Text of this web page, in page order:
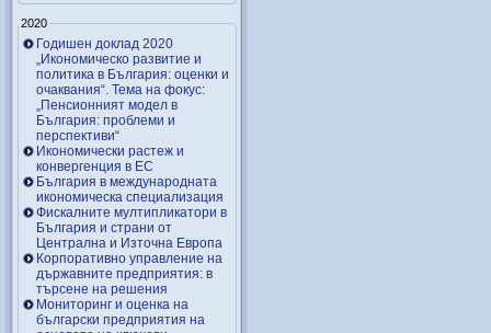
2020
Годишен доклад 2020
„Икономическо развитие и
политика в България: оценки и
очаквания“. Тема на фокус:
„Пенсионният модел в
България: проблеми и
перспективи“
Икономически растеж и
конвергенция в ЕС
България в международната
икономическа специализация
Фискалните мултипликатори в
България и страни от
Централна и Източна Европа
Корпоративно управление на
държавните предприятия: в
търсене на решения
Мониторинг и оценка на
български предприятия на